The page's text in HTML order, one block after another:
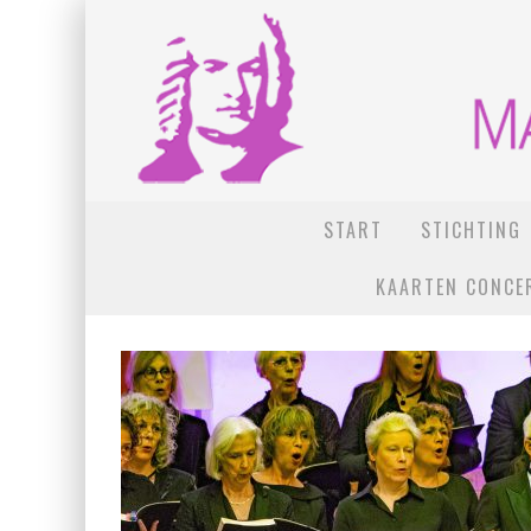
START
STICHTING
KAARTEN